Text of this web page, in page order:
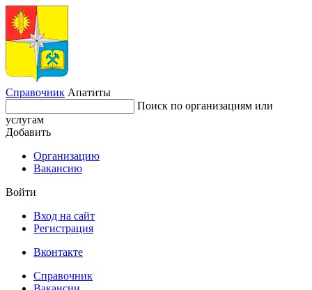
Справочник Апатиты
Поиск по организациям или
услугам
Добавить
Организацию
Вакансию
Войти
Вход на сайт
Регистрация
Вконтакте
Справочник